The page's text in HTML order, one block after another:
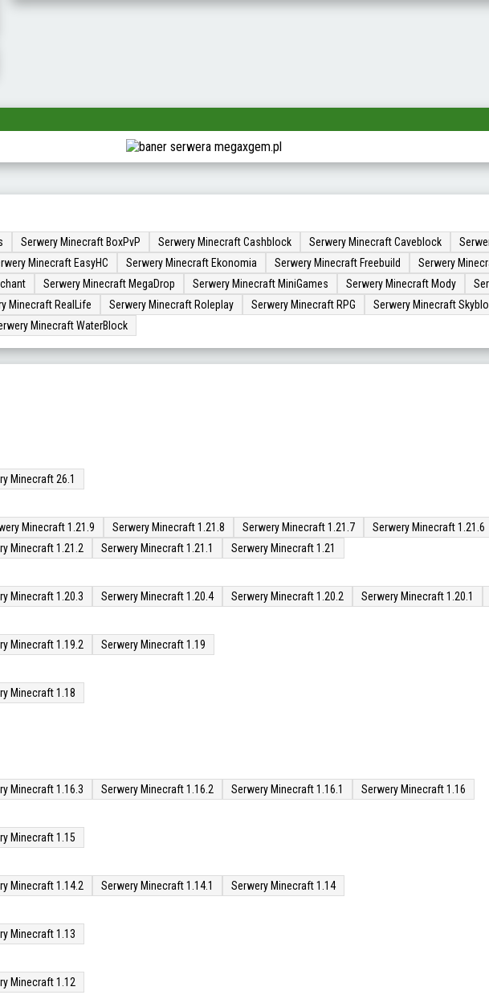
Serwery Minecraft BoxPvP Serwery Minecraft Cashblock Serwery Minecraft Caveblock
Minecraft EasyHC Serwery Minecraft Ekonomia Serwery Minecraft Freebuild Serwery
Serwery Minecraft MegaDrop Serwery Minecraft MiniGames Serwery Minecraft Mody
Minecraft RealLife Serwery Minecraft Roleplay Serwery Minecraft RPG Serwery Minecraft
Minecraft WaterBlock
Minecraft 26.1
Minecraft 1.21.9 Serwery Minecraft 1.21.8 Serwery Minecraft 1.21.7 Serwery Minecraft 1.21.6
Minecraft 1.21.2 Serwery Minecraft 1.21.1 Serwery Minecraft 1.21
Minecraft 1.20.3 Serwery Minecraft 1.20.4 Serwery Minecraft 1.20.2 Serwery Minecraft 1.20.1
Minecraft 1.19.2 Serwery Minecraft 1.19
Minecraft 1.18
Minecraft 1.16.3 Serwery Minecraft 1.16.2 Serwery Minecraft 1.16.1 Serwery Minecraft 1.16
Minecraft 1.15
Minecraft 1.14.2 Serwery Minecraft 1.14.1 Serwery Minecraft 1.14
Minecraft 1.13
Minecraft 1.12